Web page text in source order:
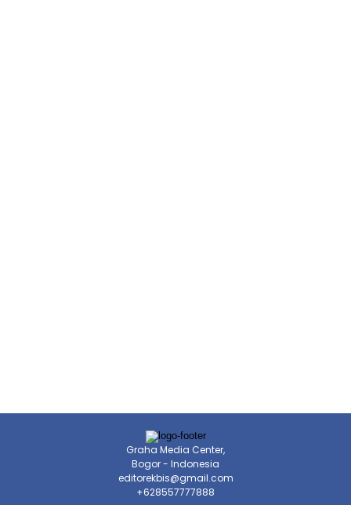
Graha Media Center,
Bogor - Indonesia
editorekbis@gmail.com
+628557777888